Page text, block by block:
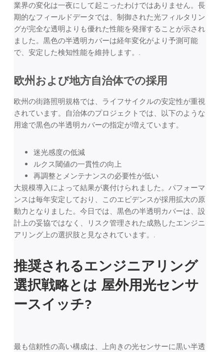
業界の変化は一夜にして起こったわけではありません。長
期的なフィールドデータでは、制御された光フィルタリン
グが完全な透明よりも優れた性能を発揮することが示され
ました。黒色の半透明カバーは経年変化がより予測可能
で、安定した検知性能を維持します。.
欧州および地方自治体での採用
欧州の街路照明規格では、ライフサイクルの安定性が重視
されています。自治体のプロジェクトでは、以下のような
用途で黒色の半透明カバーの指定が増えています。
迷光感度の低減
ルクス閾値の一貫性の向上
再調整とメンテナンスの必要性が低い
大規模導入によって結果が裏付けられました。パフォーマ
ンスは毎年安定しており、このエビデンスが採用拡大の原
動力となりました。今日では、黒色の半透明カバーは、設
計上の妥協ではなく、リスク管理された成熟したエンジニ
アリング上の選択肢と見なされています。.
推奨されるエンジニアリング
選択戦略とは 屋外用光センサ
ースイッチ?
最も信頼性の高い構成は、上向きの光センサーに黒い半透